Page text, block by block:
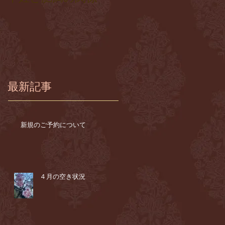
最新記事
新規のご予約について
４月の空き状況